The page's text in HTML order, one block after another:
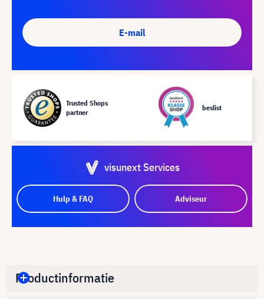
E-mail
Trusted Shops
partner
beslist
visunext Services
Hulp & FAQ Adviseur
Productinformatie